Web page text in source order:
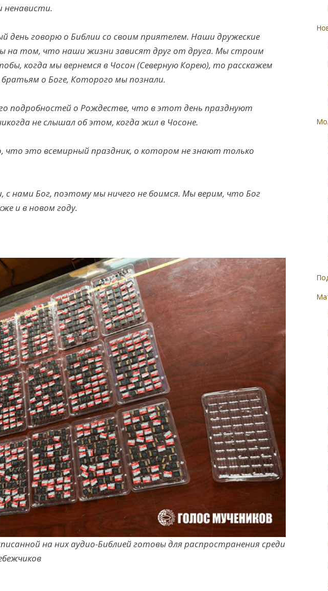
ненависти.
день говорю о Библии со своим приятелем. Наши дружеские
на том, что наши жизни зависят друг от друга. Мы строим
когда мы вернемся в Чосон (Северную Корею), то расскажем
о Боге, Которого мы познали.
подробностей о Рождестве, что в этот день празднуют
не слышал об этом, когда жил в Чосоне.
что это всемирный праздник, о котором не знают только
с нами Бог, поэтому мы ничего не боимся. Мы верим, что Бог
и в новом году.
на них аудио-Библией готовы для распространения среди